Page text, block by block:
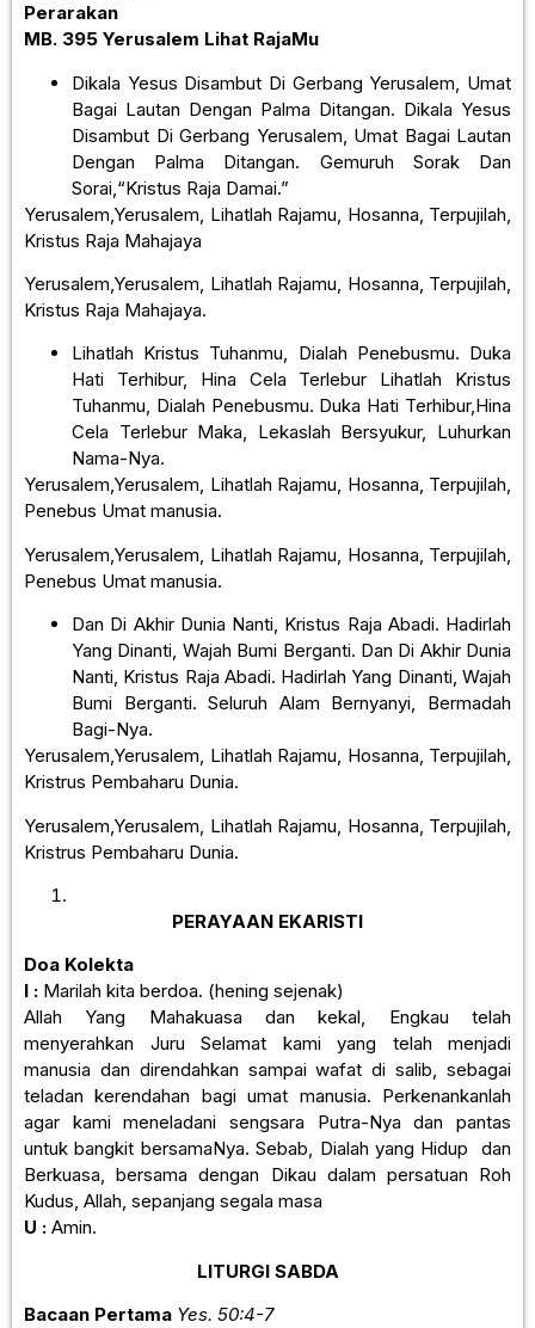
Perarakan
MB. 395 Yerusalem Lihat RajaMu
Dikala Yesus Disambut Di Gerbang Yerusalem, Umat
Bagai Lautan Dengan Palma Ditangan. Dikala Yesus
Disambut Di Gerbang Yerusalem, Umat Bagai Lautan
Dengan Palma Ditangan. Gemuruh Sorak Dan
Sorai,“Kristus Raja Damai.”
Yerusalem,Yerusalem, Lihatlah Rajamu, Hosanna, Terpujilah,
Kristus Raja Mahajaya
Yerusalem,Yerusalem, Lihatlah Rajamu, Hosanna, Terpujilah,
Kristus Raja Mahajaya.
Lihatlah Kristus Tuhanmu, Dialah Penebusmu. Duka
Hati Terhibur, Hina Cela Terlebur Lihatlah Kristus
Tuhanmu, Dialah Penebusmu. Duka Hati Terhibur,Hina
Cela Terlebur Maka, Lekaslah Bersyukur, Luhurkan
Nama-Nya.
Yerusalem,Yerusalem, Lihatlah Rajamu, Hosanna, Terpujilah,
Penebus Umat manusia.
Yerusalem,Yerusalem, Lihatlah Rajamu, Hosanna, Terpujilah,
Penebus Umat manusia.
Dan Di Akhir Dunia Nanti, Kristus Raja Abadi. Hadirlah
Yang Dinanti, Wajah Bumi Berganti. Dan Di Akhir Dunia
Nanti, Kristus Raja Abadi. Hadirlah Yang Dinanti, Wajah
Bumi Berganti. Seluruh Alam Bernyanyi, Bermadah
Bagi-Nya.
Yerusalem,Yerusalem, Lihatlah Rajamu, Hosanna, Terpujilah,
Kristrus Pembaharu Dunia.
Yerusalem,Yerusalem, Lihatlah Rajamu, Hosanna, Terpujilah,
Kristrus Pembaharu Dunia.
PERAYAAN EKARISTI
Doa Kolekta
I : Marilah kita berdoa. (hening sejenak)
Allah Yang Mahakuasa dan kekal, Engkau telah
menyerahkan Juru Selamat kami yang telah menjadi
manusia dan direndahkan sampai wafat di salib, sebagai
teladan kerendahan bagi umat manusia. Perkenankanlah
agar kami meneladani sengsara Putra-Nya dan pantas
untuk bangkit bersamaNya. Sebab, Dialah yang Hidup dan
Berkuasa, bersama dengan Dikau dalam persatuan Roh
Kudus, Allah, sepanjang segala masa
U : Amin.
LITURGI SABDA
Bacaan Pertama Yes. 50:4-7